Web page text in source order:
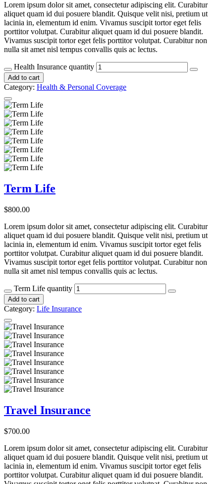
Lorem ipsum dolor sit amet, consectetur adipiscing elit. Curabitur
aliquet quam id dui posuere blandit. Quisque velit nisi, pretium ut
lacinia in, elementum id enim. Vivamus suscipit tortor eget felis
porttitor volutpat. Curabitur aliquet quam id dui posuere blandit.
Vivamus suscipit tortor eget felis porttitor volutpat. Curabitur non
nulla sit amet nisl tempus convallis quis ac lectus.
Health Insurance quantity
Add to cart
Category: Health & Personal Coverage
Term Life
$800.00
Lorem ipsum dolor sit amet, consectetur adipiscing elit. Curabitur
aliquet quam id dui posuere blandit. Quisque velit nisi, pretium ut
lacinia in, elementum id enim. Vivamus suscipit tortor eget felis
porttitor volutpat. Curabitur aliquet quam id dui posuere blandit.
Vivamus suscipit tortor eget felis porttitor volutpat. Curabitur non
nulla sit amet nisl tempus convallis quis ac lectus.
Term Life quantity
Add to cart
Category: Life Insurance
Travel Insurance
$700.00
Lorem ipsum dolor sit amet, consectetur adipiscing elit. Curabitur
aliquet quam id dui posuere blandit. Quisque velit nisi, pretium ut
lacinia in, elementum id enim. Vivamus suscipit tortor eget felis
porttitor volutpat. Curabitur aliquet quam id dui posuere blandit.